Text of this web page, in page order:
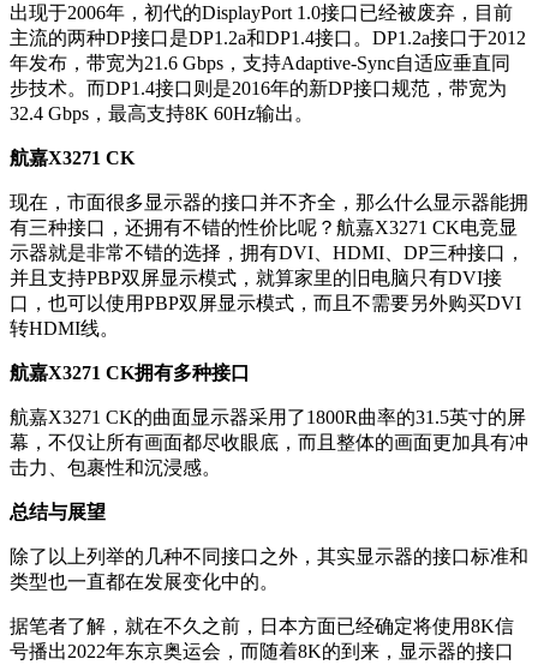
出现于2006年，初代的DisplayPort 1.0接口已经被废弃，目前
主流的两种DP接口是DP1.2a和DP1.4接口。DP1.2a接口于2012
年发布，带宽为21.6 Gbps，支持Adaptive-Sync自适应垂直同
步技术。而DP1.4接口则是2016年的新DP接口规范，带宽为
32.4 Gbps，最高支持8K 60Hz输出。
航嘉X3271 CK
现在，市面很多显示器的接口并不齐全，那么什么显示器能拥
有三种接口，还拥有不错的性价比呢？航嘉X3271 CK电竞显
示器就是非常不错的选择，拥有DVI、HDMI、DP三种接口，
并且支持PBP双屏显示模式，就算家里的旧电脑只有DVI接
口，也可以使用PBP双屏显示模式，而且不需要另外购买DVI
转HDMI线。
航嘉X3271 CK拥有多种接口
航嘉X3271 CK的曲面显示器采用了1800R曲率的31.5英寸的屏
幕，不仅让所有画面都尽收眼底，而且整体的画面更加具有冲
击力、包裹性和沉浸感。
总结与展望
除了以上列举的几种不同接口之外，其实显示器的接口标准和
类型也一直都在发展变化中的。
据笔者了解，就在不久之前，日本方面已经确定将使用8K信
号播出2022年东京奥运会，而随着8K的到来，显示器的接口